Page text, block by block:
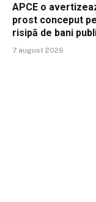
APCE o
prost conceput
risipă de bani
7 august 2026